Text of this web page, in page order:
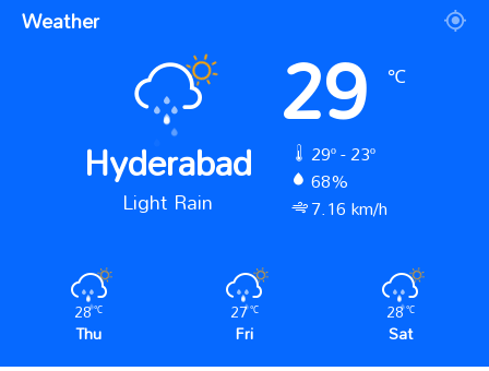
Weather
Hyderabad
Light Rain
29 ℃
29º - 23º
68%
7.16 km/h
28℃
Thu
27℃
Fri
28℃
Sat